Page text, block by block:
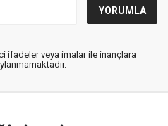
ifadeler veya imalar ile inançlara